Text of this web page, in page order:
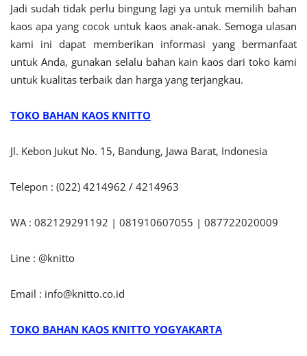
Jadi sudah tidak perlu bingung lagi ya untuk memilih bahan
kaos apa yang cocok untuk kaos anak-anak. Semoga ulasan
kami ini dapat memberikan informasi yang bermanfaat
untuk Anda, gunakan selalu bahan kain kaos dari toko kami
untuk kualitas terbaik dan harga yang terjangkau.
TOKO BAHAN KAOS KNITTO
Jl. Kebon Jukut No. 15, Bandung, Jawa Barat, Indonesia
Telepon : (022) 4214962 / 4214963
WA : 082129291192 | 081910607055 | 087722020009
Line : @knitto
Email : info@knitto.co.id
TOKO BAHAN KAOS KNITTO YOGYAKARTA